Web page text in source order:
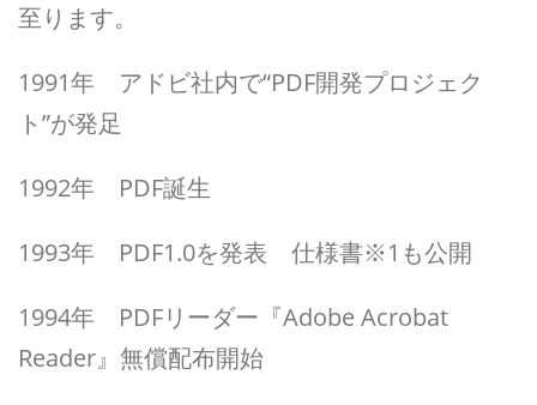
至ります。
1991年 アドビ社内で“PDF開発プロジェク
ト”が発足
1992年 PDF誕生
1993年 PDF1.0を発表 仕様書※1も公開
1994年 PDFリーダー『Adobe Acrobat
Reader』無償配布開始